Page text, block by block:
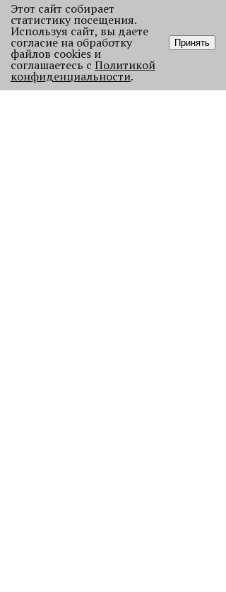
Этот сайт собирает
статистику посещения.
Используя сайт, вы даете
согласие на обработку
файлов cookies и
соглашаетесь с Политикой
конфиденциальности.
Принять